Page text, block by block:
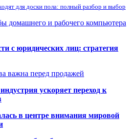
для доски пола: полный разбор и выбор
домашнего и рабочего компьютера
с юридических лиц: стратегия
важна перед продажей
ускоряет переход к
в центре внимания мировой